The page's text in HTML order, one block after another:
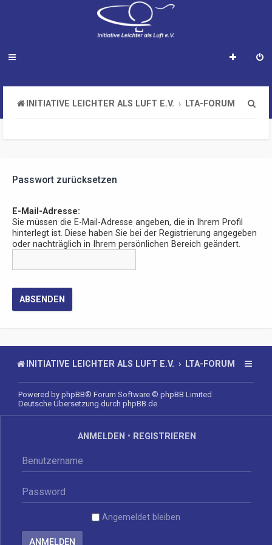
INITIATIVE LEICHTER ALS LUFT E.V. LTA-FORUM
Passwort zurücksetzen
E-Mail-Adresse:
Sie müssen die E-Mail-Adresse angeben, die in Ihrem Profil
hinterlegt ist. Diese haben Sie bei der Registrierung angegeben
oder nachträglich in Ihrem persönlichen Bereich geändert.
INITIATIVE LEICHTER ALS LUFT E.V. LTA-FORUM
Powered by phpBB® Forum Software © phpBB Limited
Deutsche Übersetzung durch phpBB.de
ANMELDEN • REGISTRIEREN
Angemeldet bleiben